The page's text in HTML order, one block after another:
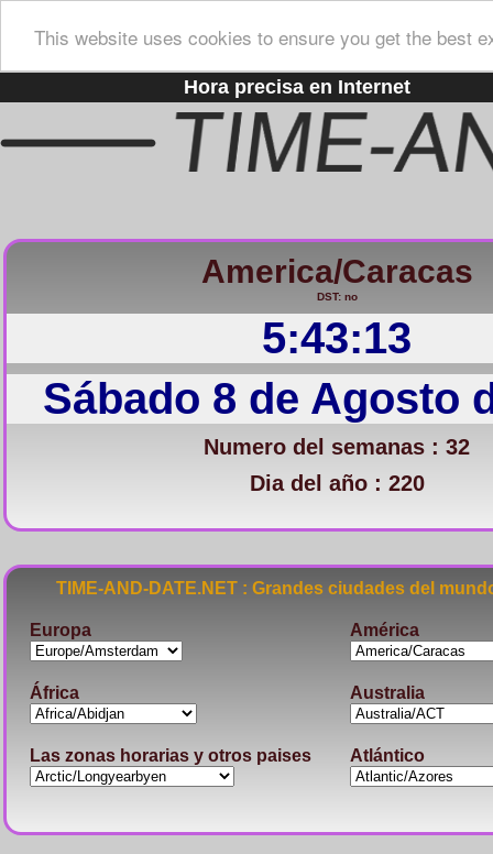
This website uses cookies to ensure you get the best
Hora precisa en Internet
America/Caracas
DST: no
5:43:14
Sábado 8 de Agosto
Numero del semanas : 32
Dia del año : 220
TIME-AND-DATE.NET : Grandes ciudades del
Europa América
África Australia
Las zonas horarias y otros paises Atlántico